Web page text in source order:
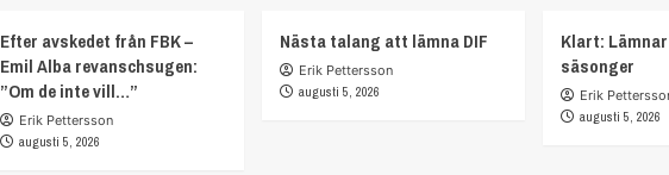
Efter avskedet från FBK –
Emil Alba revanschsugen:
”Om de inte vill…”
Erik Pettersson
augusti 5, 2026
Nästa talang att lämna DIF
Erik Pettersson
augusti 5, 2026
Klart:
säsonger
Erik
augusti 5, 2026